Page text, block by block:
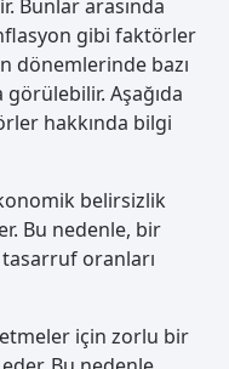
Bunlar arasında
gibi faktörler
dönemlerinde bazı
Aşağıda
hakkında bilgi
belirsizlik
Bu nedenle, bir
oranları
için zorlu bir